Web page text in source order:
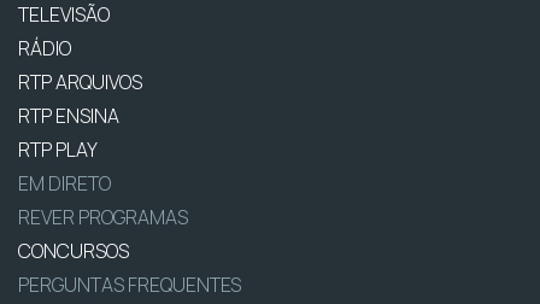
TELEVISÃO
RÁDIO
RTP ARQUIVOS
RTP ENSINA
RTP PLAY
EM DIRETO
REVER PROGRAMAS
CONCURSOS
PERGUNTAS FREQUENTES